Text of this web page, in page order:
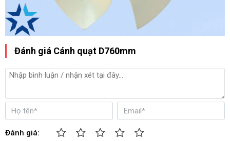
Đánh giá Cánh quạt D760mm
Đánh giá: